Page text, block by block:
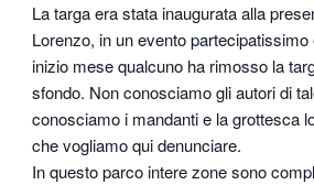
La targa era stata inaugurata alla
Lorenzo, in un evento
inizio mese qualcuno ha rimosso la
sfondo. Non conosciamo gli autori di
conosciamo i mandanti e la grottesca
che vogliamo qui denunciare.
In questo parco intere zone sono